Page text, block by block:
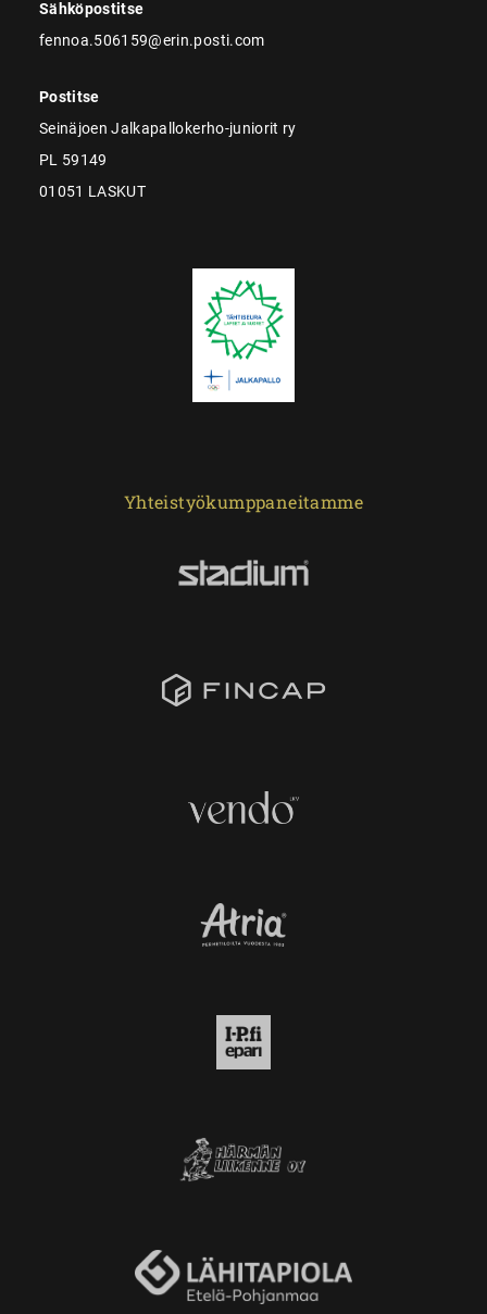
Sähköpostitse
fennoa.506159@erin.posti.com
Postitse
Seinäjoen Jalkapallokerho-juniorit ry
PL 59149
01051 LASKUT
Yhteistyökumppaneitamme